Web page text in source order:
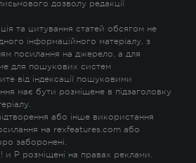
дозволу редакції
та цитування статей обсягом не
інформаційного матеріалу, з
посилання на джерело, а для
для пошукових систем
від індексації пошуковими
має бути розміщене в підзаголовку
або інше використання
на rexfeatures.com або
заборонені.
! и P розміщені на правах реклами.